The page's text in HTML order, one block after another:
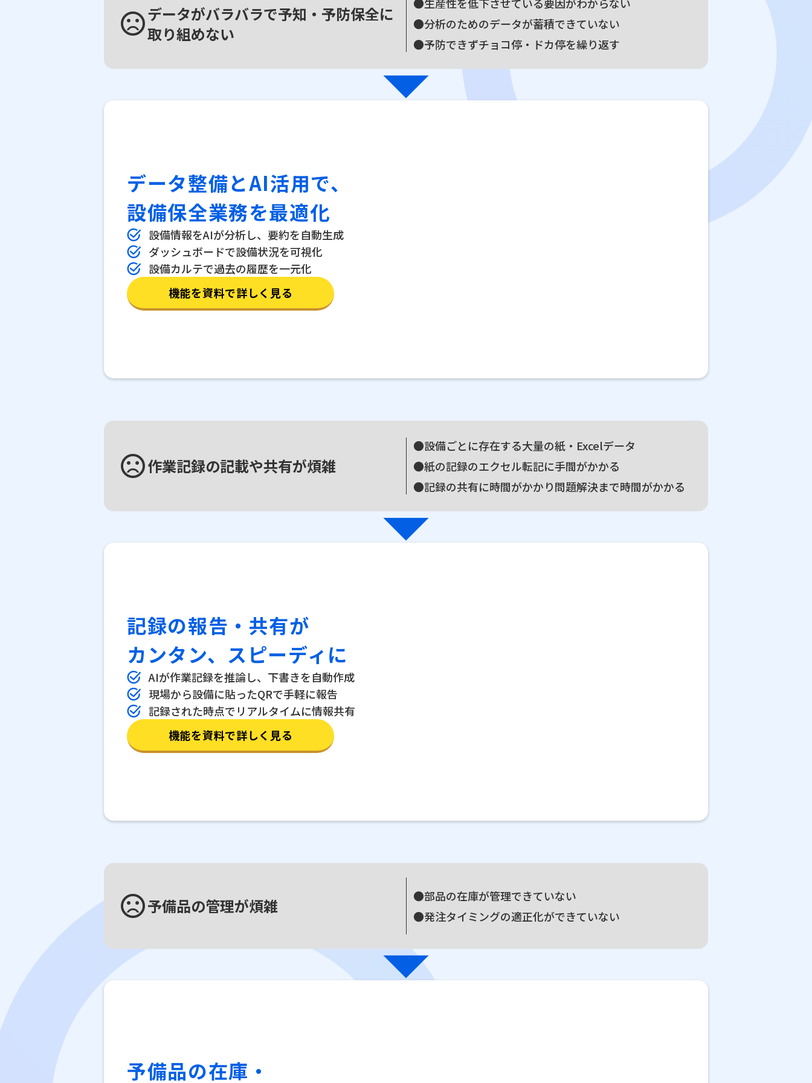
sentiment_very_dissatisfiedデータがバラバラで予知・予防保全に
取り組めない
●分析のためのデータが蓄積できていない
●予防できずチョコ停・ドカ停を繰り返す
arrow_drop_down
データ整備とAI活用で、
設備保全業務を最適化
設備情報をAIが分析し、要約を自動生成
ダッシュボードで設備状況を可視化
設備カルテで過去の履歴を一元化
機能を資料で詳しく見る
sentiment_very_dissatisfied作業記録の記載や共有が煩雑
●設備ごとに存在する大量の紙・Excelデータ
●紙の記録のエクセル転記に手間がかかる
●記録の共有に時間がかかり問題解決まで時間がかかる
arrow_drop_down
記録の報告・共有が
カンタン、スピーディに
AIが作業記録を推論し、下書きを自動作成
現場から設備に貼ったQRで手軽に報告
記録された時点でリアルタイムに情報共有
機能を資料で詳しく見る
sentiment_very_dissatisfied予備品の管理が煩雑
●部品の在庫が管理できていない
●発注タイミングの適正化ができていない
arrow_drop_down
予備品の在庫・